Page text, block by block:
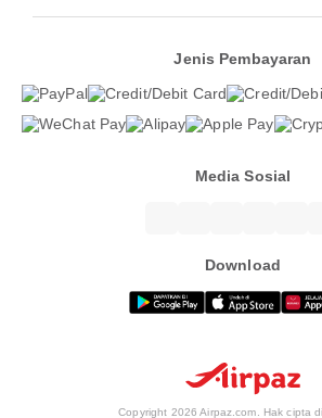
Jenis Pembayaran
Media Sosial
Download
Copyright 2026 Airpaz.com. Hak cipta